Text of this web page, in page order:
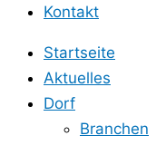
Kontakt
Startseite
Aktuelles
Dorf
Branchen